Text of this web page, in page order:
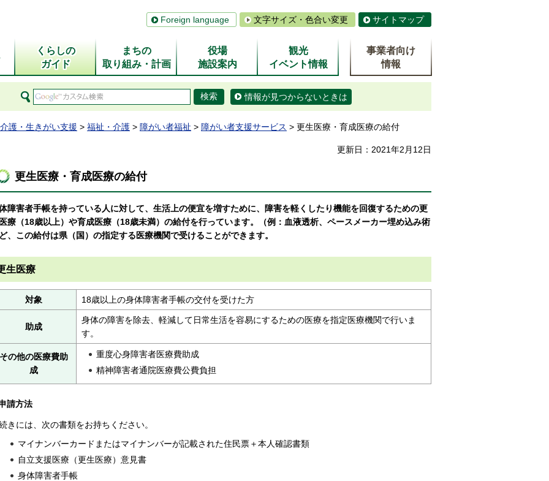
Foreign language 文字サイズ・色合い変更 サイトマップ
くらしの
ガイド
まちの
取り組み・計画
役場
施設案内
観光
イベント情報
事業者向け
情報
情報が見つからないときは
護・生きがい支援 > 福祉・介護 > 障がい者福祉 > 障がい者支援サービス > 更生医療・育成医療の給付
更新日：2021年2月12日
更生医療・育成医療の給付
障害者手帳を持っている人に対して、生活上の便宜を増すために、障害を軽くしたり機能を回復するための更
療（18歳以上）や育成医療（18歳未満）の給付を行っています。（例：血液透析、ペースメーカー埋め込み術
、この給付は県（国）の指定する医療機関で受けることができます。
生医療
対象 18歳以上の身体障害者手帳の交付を受けた方
助成
身体の障害を除去、軽減して日常生活を容易にするための医療を指定医療機関で行いま
す。
の他の医療費助
成
重度心身障害者医療費助成
精神障害者通院医療費公費負担
請方法
きには、次の書類をお持ちください。
マイナンバーカードまたはマイナンバーが記載された住民票＋本人確認書類
自立支援医療（更生医療）意見書
身体障害者手帳